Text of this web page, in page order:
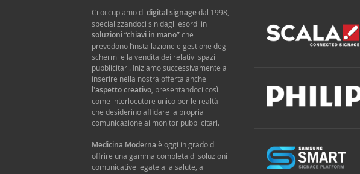
Ci occupiamo di digital signagedal 1998,
specializzandoci sin dagli esordi in
soluzioni “chiavi in mano”che
prevedono l’installazione e gestione degli
schermi e la vendita dei relativi spazi
pubblicitari. Iniziamo successivamente a
inserire nella nostra offerta anche
l'aspetto creativo , presentandoci così
come interlocutore unico per le realtà
che desiderino affidare la propria
comunicazione ai monitor pubblicitari.
Medicina Moderna è oggi in grado di
offrire una gamma completa di soluzioni
comunicative legate alla salute, al